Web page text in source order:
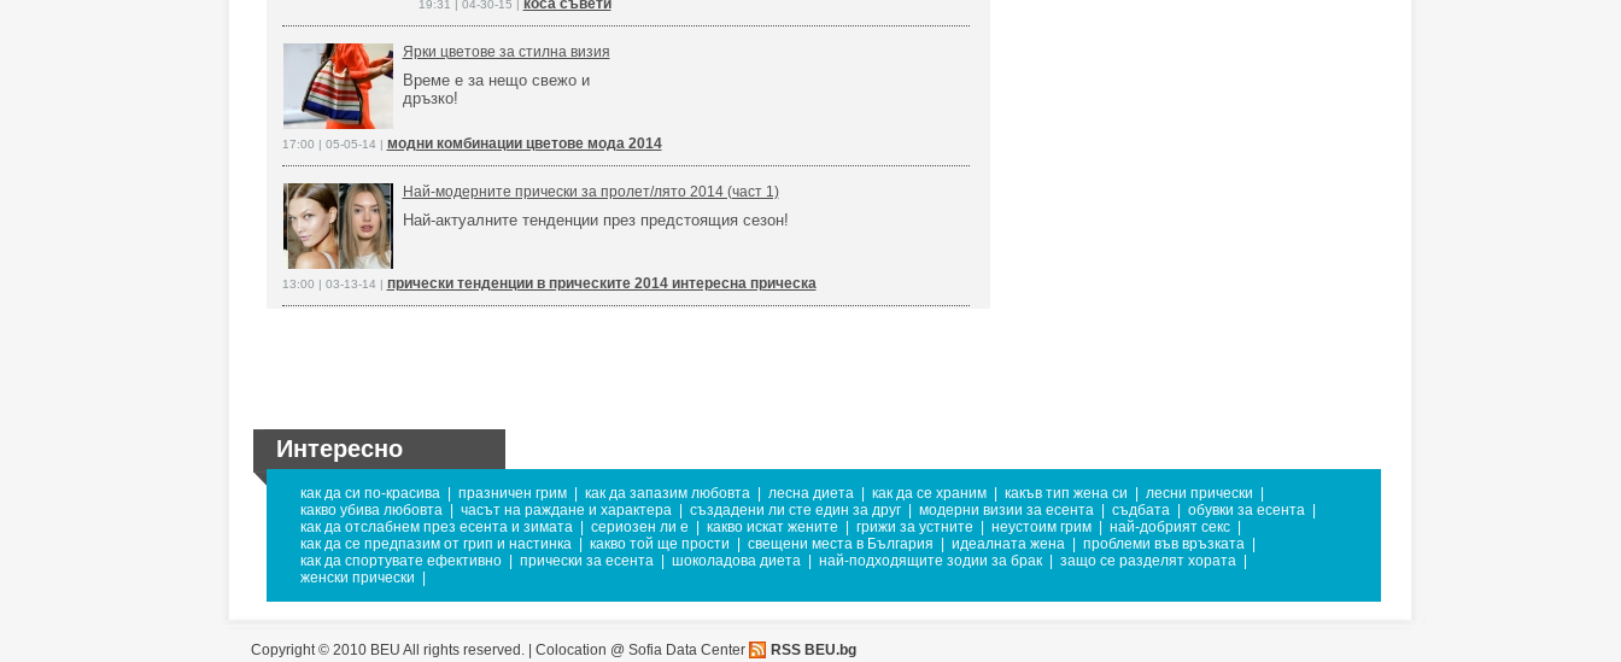
19:31 | 04-30-15 | коса съвети
Ярки цветове за стилна визия
Време е за нещо свежо и
дръзко!
17:00 | 05-05-14 | модни комбинации цветове мода 2014
Най-модерните прически за пролет/лято 2014 (част 1)
Най-актуалните тенденции през предстоящия сезон!
13:00 | 03-13-14 | прически тенденции в прическите 2014 интересна прическа
Интересно
как да си по-красива празничен грим как да запазим любовта лесна диета как да се храним какъв тип жена си лесни прически
какво убива любовта
часът на раждане и характера създадени ли сте един за друг модерни визии за есента съдбата обувки за есента
как да отслабнем през есента и зимата
сериозен ли е какво искат жените грижи за устните неустоим грим най-добрият секс
как да се предпазим от грип и настинка
какво той ще прости свещени места в България идеалната жена проблеми във връзката
как да спортувате ефективно
прически за есента шоколадова диета най-подходящите зодии за брак защо се разделят хората
женски прически
Copyright © 2010 BEU All rights reserved. | Colocation @ Sofia Data Center RSS BEU.bg